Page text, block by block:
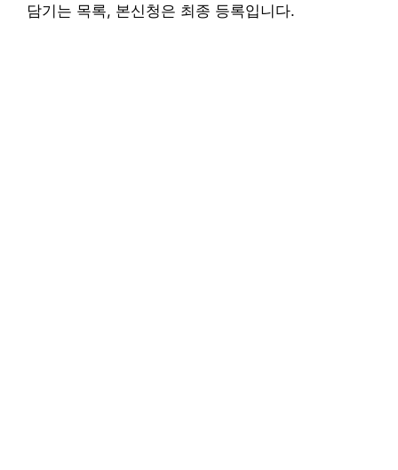
담기는 목록, 본신청은 최종 등록입니다.